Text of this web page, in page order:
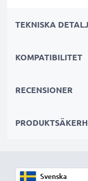
✔Hög kvalitet &
✔Enkel
OBS:Ladda
Varje CELLONIC
TEKNISKA
KOMPATIBILITET
RECENSIONER